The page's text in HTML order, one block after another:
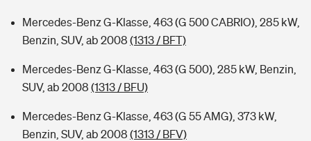
Mercedes-Benz G-Klasse, 463 (G 500 CABRIO), 285 kW,
Benzin, SUV, ab 2008 (1313 / BFT)
Mercedes-Benz G-Klasse, 463 (G 500), 285 kW, Benzin,
SUV, ab 2008 (1313 / BFU)
Mercedes-Benz G-Klasse, 463 (G 55 AMG), 373 kW,
Benzin, SUV, ab 2008 (1313 / BFV)